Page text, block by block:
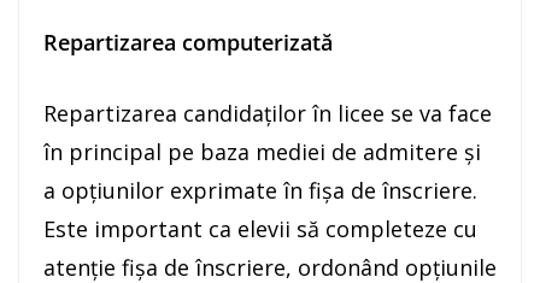
Repartizarea computerizată
Repartizarea candidaților în licee se va face
în principal pe baza mediei de admitere și
a opțiunilor exprimate în fișa de înscriere.
Este important ca elevii să completeze cu
atenție fișa de înscriere, ordonând opțiunile